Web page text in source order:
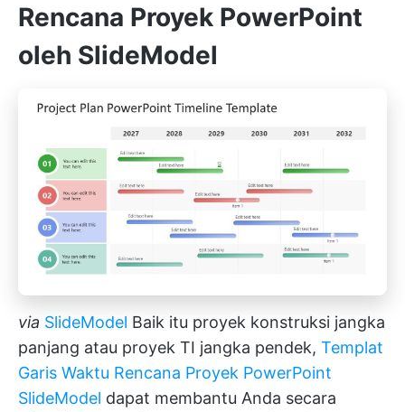
Rencana Proyek PowerPoint
oleh SlideModel
via SlideModel Baik itu proyek konstruksi jangka
panjang atau proyek TI jangka pendek, Templat
Garis Waktu Rencana Proyek PowerPoint
SlideModel dapat membantu Anda secara